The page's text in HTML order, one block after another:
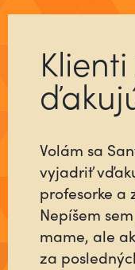
Volám sa
vyjadriť
profesorke a
Nepíšem
mame, ale
za
Už ste
pre vás do
šlo o jeho
samého?
energiu
pôjde na …